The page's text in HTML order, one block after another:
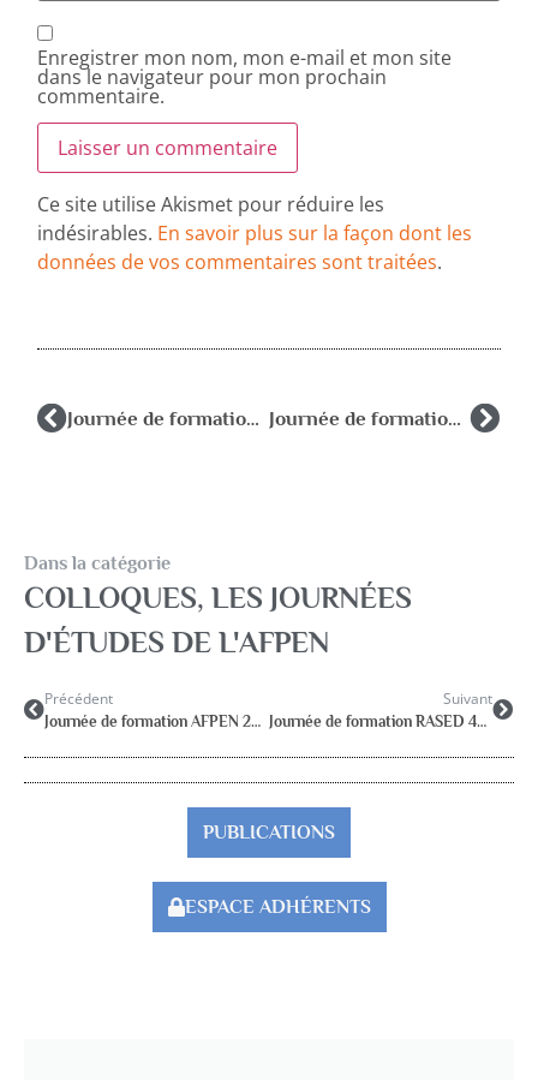
Enregistrer mon nom, mon e-mail et mon site
dans le navigateur pour mon prochain
commentaire.
Ce site utilise Akismet pour réduire les
indésirables. En savoir plus sur la façon dont les
données de vos commentaires sont traitées.
Journée de formation AFPEN 22 : Le suivi psychologique Journée de formation RASED 44 : l’école face aux parcours migratoires jeudi 5 juin 2025
Dans la catégorie
COLLOQUES, LES JOURNÉES
D'ÉTUDES DE L'AFPEN
Précédent
Journée de formation AFPEN 22 : Le suivi psychologique
Suivant
Journée de formation RASED 44 : l’école face aux parcours migratoires jeudi 5 juin 2025
PUBLICATIONS
ESPACE ADHÉRENTS